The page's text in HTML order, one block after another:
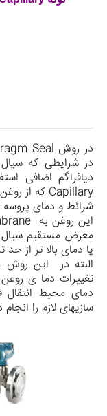
در روش Seal
در شرایطی که سیال
دیافراگم اضافی
Capillary که از
شرائط و دمای
این روغن به
معرض مستقیم
یا دمای بالا تر از
البته در این
تغییرات دما ی روغن
دمای محیط انتقال
سازیهای لازم را انجام